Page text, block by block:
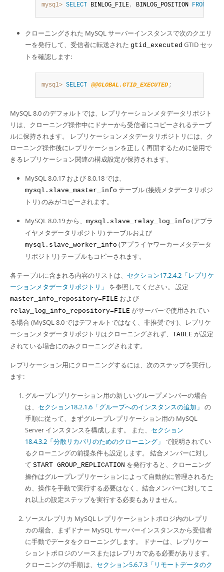
mysql> SELECT BINLOG_FILE, BINLOG_POSITION FROM
クローニングされた MySQL サーバーインスタンスで次のクエリ
ーを発行して、受信者に転送された gtid_executed GTID セッ
トを確認します:
mysql> SELECT @@GLOBAL.GTID_EXECUTED ;
MySQL 8.0 のデフォルトでは、レプリケーションメタデータリポジト
リは、クローニング操作中にドナーから受信者にコピーされるテーブ
ルに保持されます。 レプリケーションメタデータリポジトリには、ク
ローニング操作後にレプリケーションを正しく再開するために使用で
きるレプリケーション関連の構成設定が保持されます。
MySQL 8.0.17 および 8.0.18 では、
mysql.slave_master_info テーブル (接続メタデータリポジ
トリ) のみがコピーされます。
MySQL 8.0.19 から、 mysql.slave_relay_log_info (アプラ
イヤメタデータリポジトリ) テーブルおよび
mysql.slave_worker_info (アプライヤワーカーメタデータ
リポジトリ) テーブルもコピーされます。
各テーブルに含まれる内容のリストは、 セクション17.2.4.2「レプリケ
ーションメタデータリポジトリ」
を参照してください。 設定
master_info_repository=FILE および
relay_log_info_repository=FILE がサーバーで使用されてい
る場合 (MySQL 8.0 ではデフォルトではなく、非推奨です)、レプリケ
ーションメタデータリポジトリはクローニングされず、 TABLE が設定
されている場合にのみクローニングされます。
レプリケーション用にクローニングするには、次のステップを実行し
ます:
グループレプリケーション用の新しいグループメンバーの場合
は、 セクション18.2.1.6「グループへのインスタンスの追加」 の
手順に従って、まずグループレプリケーション用の MySQL
Server インスタンスを構成します。 また、 セクション
18.4.3.2「分散リカバリのためのクローニング」 で説明されてい
るクローニングの前提条件も設定します。 結合メンバーに対し
て START GROUP_REPLICATION を発行すると、クローニング
操作はグループレプリケーションによって自動的に管理されるた
め、操作を手動で実行する必要はなく、結合メンバーに対してこ
れ以上の設定ステップを実行する必要もありません。
ソース/レプリカ MySQL レプリケーショントポロジ内のレプリ
カの場合、まずドナー MySQL サーバーインスタンスから受信者
に手動でデータをクローニングします。 ドナーは、レプリケー
ショントポロジのソースまたはレプリカである必要があります。
クローニングの手順は、 セクション5.6.7.3「リモートデータのク